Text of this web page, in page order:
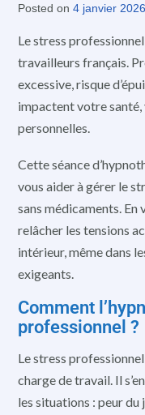
Posted on 4 janvier 2026
Le stress
travailleurs français.
excessive, risque
impactent votre
personnelles.
Cette séance
vous aider à gérer le
sans médicaments.
relâcher les tensions
intérieur, même dans
exigeants.
Comment
professionnel ?
Le stress
charge de travail. Il
les situations : peur